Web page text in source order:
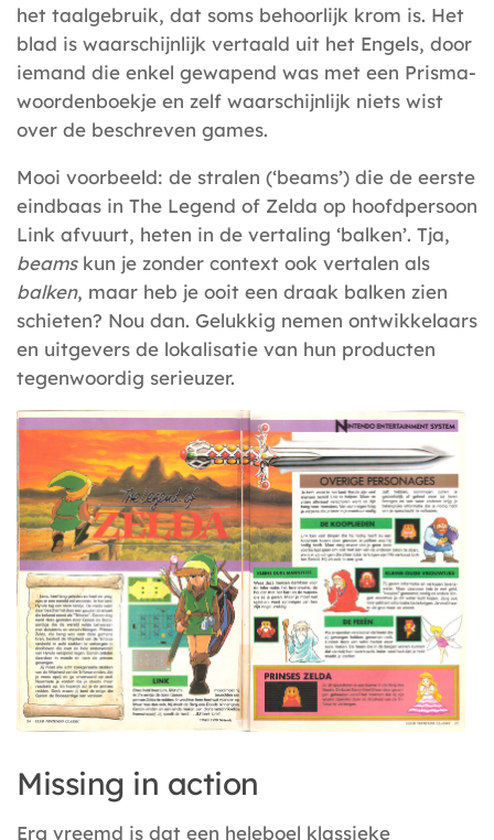
het taalgebruik, dat soms behoorlijk krom is. Het
blad is waarschijnlijk vertaald uit het Engels, door
iemand die enkel gewapend was met een Prisma-
woordenboekje en zelf waarschijnlijk niets wist
over de beschreven games.
Mooi voorbeeld: de stralen (‘beams’) die de eerste
eindbaas in The Legend of Zelda op hoofdpersoon
Link afvuurt, heten in de vertaling ‘balken’. Tja,
beamskun je zonder context ook vertalen als
balken, maar heb je ooit een draak balken zien
schieten? Nou dan. Gelukkig nemen ontwikkelaars
en uitgevers de lokalisatie van hun producten
tegenwoordig serieuzer.
Missing in action
Erg vreemd is dat een heleboel klassieke